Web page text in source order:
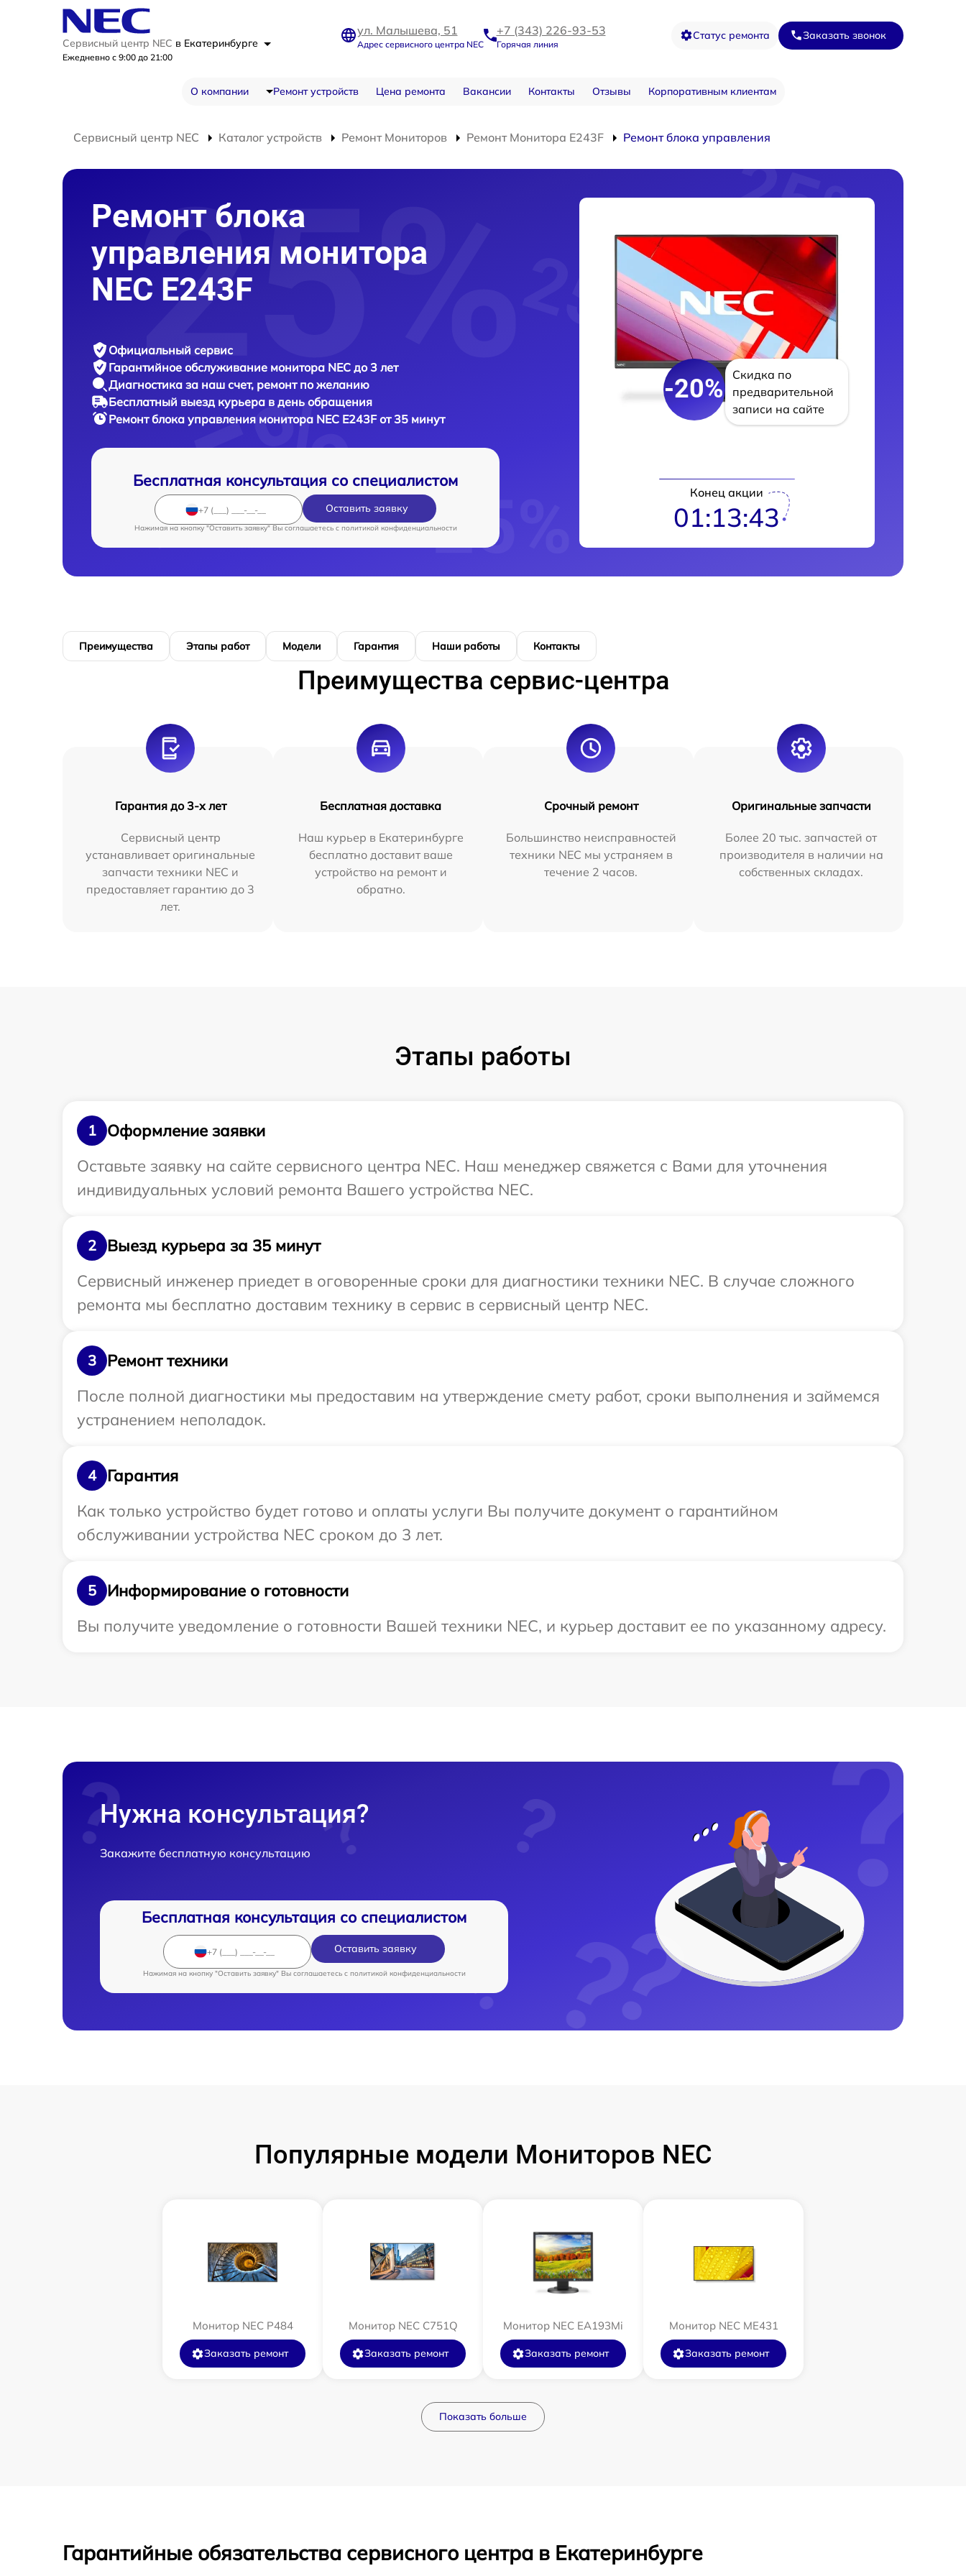
Сервисный центр NEC в Екатеринбурге
Ежедневно с 9:00 до 21:00
ул. Малышева, 51
Адрес сервисного центра NEC
+7 (343) 226-93-53
Горячая линия
Статус ремонта Заказать звонок
О компании Ремонт устройств Цена ремонта Вакансии Контакты Отзывы Корпоративным клиентам
Сервисный центр NEC Каталог устройств Ремонт Мониторов Ремонт Монитора E243F Ремонт блока управления
Ремонт блока
управления монитора
NEC E243F
Официальный сервис
Гарантийное обслуживание монитора NEC до 3 лет
Диагностика за наш счет, ремонт по желанию
Бесплатный выезд курьера в день обращения
Ремонт блока управления монитора NEC E243F от 35 минут
Бесплатная консультация со специалистом
Оставить заявку
Нажимая на кнопку "Оставить заявку" Вы соглашаетесь c политикой конфиденциальности
-20%
Скидка по
предварительной
записи на сайте
Конец акции
01:13:42
Преимущества Этапы работ Модели Гарантия Наши работы Контакты
Преимущества сервис-центра
Гарантия до 3-х лет
Сервисный центр
устанавливает оригинальные
запчасти техники NEC и
предоставляет гарантию до 3
лет.
Бесплатная доставка
Наш курьер в Екатеринбурге
бесплатно доставит ваше
устройство на ремонт и
обратно.
Срочный ремонт
Большинство неисправностей
техники NEC мы устраняем в
течение 2 часов.
Оригинальные запчасти
Более 20 тыс. запчастей от
производителя в наличии на
собственных складах.
Этапы работы
1
Оформление заявки
Оставьте заявку на сайте сервисного центра NEC. Наш менеджер свяжется с Вами для уточнения
индивидуальных условий ремонта Вашего устройства NEC.
2
Выезд курьера за 35 минут
Сервисный инженер приедет в оговоренные сроки для диагностики техники NEC. В случае сложного
ремонта мы бесплатно доставим технику в сервис в сервисный центр NEC.
3
Ремонт техники
После полной диагностики мы предоставим на утверждение смету работ, сроки выполнения и займемся
устранением неполадок.
4
Гарантия
Как только устройство будет готово и оплаты услуги Вы получите документ о гарантийном
обслуживании устройства NEC сроком до 3 лет.
5
Информирование о готовности
Вы получите уведомление о готовности Вашей техники NEC, и курьер доставит ее по указанному адресу.
Нужна консультация?
Закажите бесплатную консультацию
Бесплатная консультация со специалистом
Оставить заявку
Нажимая на кнопку "Оставить заявку" Вы соглашаетесь c политикой конфиденциальности
Популярные модели Мониторов NEC
Монитор NEC P484
Заказать ремонт
Монитор NEC C751Q
Заказать ремонт
Монитор NEC EA193Mi
Заказать ремонт
Монитор NEC ME431
Заказать ремонт
Показать больше
Гарантийные обязательства сервисного центра в Екатеринбурге